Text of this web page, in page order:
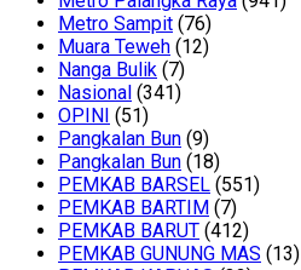
Metro Sampit (76)
Muara Teweh (12)
Nanga Bulik (7)
Nasional (341)
OPINI (51)
Pangkalan Bun (9)
Pangkalan Bun (18)
PEMKAB BARSEL (551)
PEMKAB BARTIM (7)
PEMKAB BARUT (412)
PEMKAB GUNUNG MAS (13)